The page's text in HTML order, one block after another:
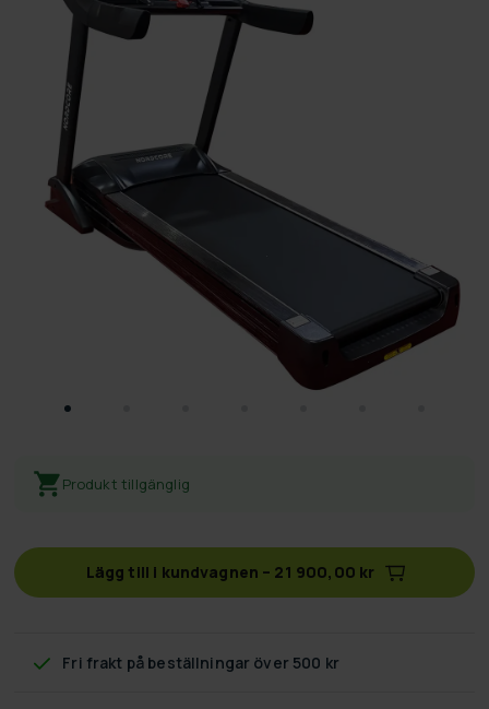
Produkt tillgänglig
Lägg till i kundvagnen – 21 900,00 kr
Fri frakt på beställningar över 500 kr